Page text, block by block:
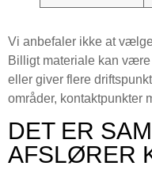
Vi anbefaler ikke at
Billigt materiale kan
eller giver flere
områder, kontaktpunkter
DET ER
AFSLØRER